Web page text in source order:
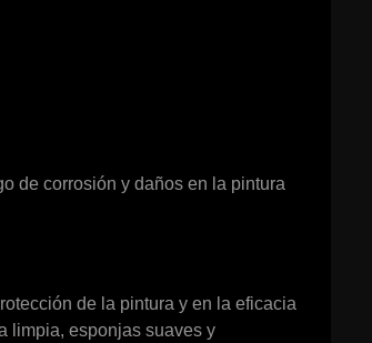
de corrosión y daños en la pintura
de la pintura y en la eficacia
limpia, esponjas suaves y